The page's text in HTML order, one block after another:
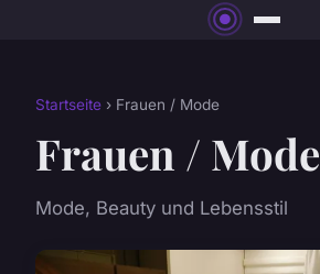
Startseite › Frauen / Mode
Frauen / Mode
Mode, Beauty und Lebensstil